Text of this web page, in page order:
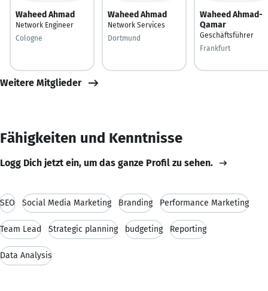
Waheed Ahmad
Network Engineer
Cologne
Waheed Ahmad
Network Services
Dortmund
Waheed Ahmad-
Qamar
Geschäftsführer
Frankfurt
Weitere Mitglieder
Fähigkeiten und Kenntnisse
Logg Dich jetzt ein, um das ganze Profil zu sehen.
SEO Social Media Marketing Branding Performance Marketing
Team Lead Strategic planning budgeting Reporting
Data Analysis